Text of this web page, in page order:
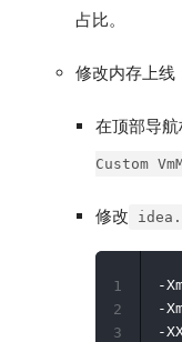
占比。
修改内存上线
在顶部导
Custom
修改
-
-
1
2
3